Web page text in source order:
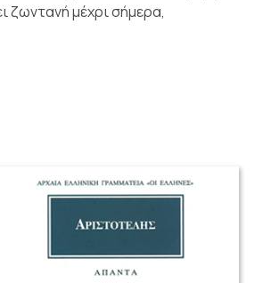
ζωντανή μέχρι σήμερα,